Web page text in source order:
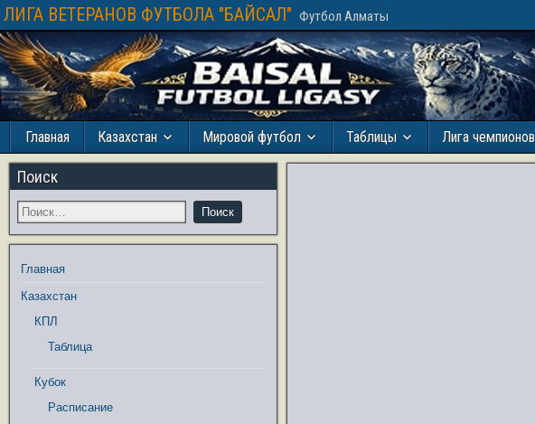
ЛИГА ВЕТЕРАНОВ ФУТБОЛА "БАЙСАЛ" Футбол Алматы
Главная Казахстан Мировой футбол Таблицы Лига чемпионов
Поиск
Главная
Казахстан
КПЛ
Таблица
Кубок
Расписание